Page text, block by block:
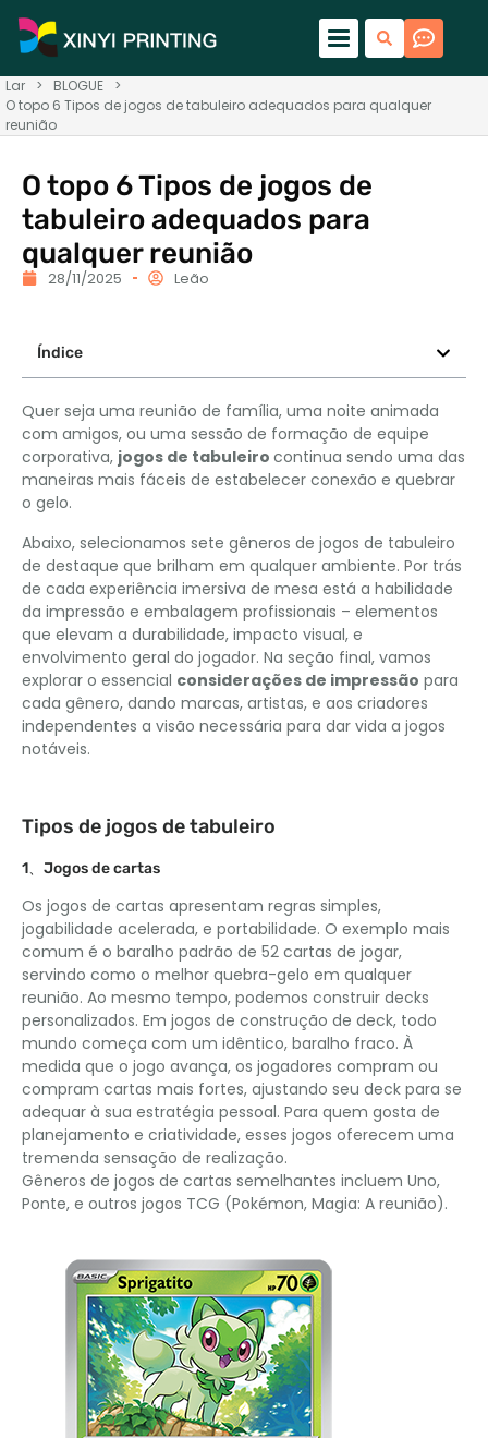
Lar > BLOGUE
>
O topo 6 Tipos de jogos de tabuleiro adequados para qualquer
reunião
O topo 6 Tipos de jogos de
tabuleiro adequados para
qualquer reunião
28/11/2025 Leão
Índice
Quer seja uma reunião de família, uma noite animada
com amigos, ou uma sessão de formação de equipe
corporativa, jogos de tabuleiro continua sendo uma das
maneiras mais fáceis de estabelecer conexão e quebrar
o gelo.
Abaixo, selecionamos sete gêneros de jogos de tabuleiro
de destaque que brilham em qualquer ambiente. Por trás
de cada experiência imersiva de mesa está a habilidade
da impressão e embalagem profissionais – elementos
que elevam a durabilidade, impacto visual, e
envolvimento geral do jogador. Na seção final, vamos
explorar o essencial considerações de impressão para
cada gênero, dando marcas, artistas, e aos criadores
independentes a visão necessária para dar vida a jogos
notáveis.
Tipos de jogos de tabuleiro
1、Jogos de cartas
Os jogos de cartas apresentam regras simples,
jogabilidade acelerada, e portabilidade. O exemplo mais
comum é o baralho padrão de 52 cartas de jogar,
servindo como o melhor quebra-gelo em qualquer
reunião. Ao mesmo tempo, podemos construir decks
personalizados. Em jogos de construção de deck, todo
mundo começa com um idêntico, baralho fraco. À
medida que o jogo avança, os jogadores compram ou
compram cartas mais fortes, ajustando seu deck para se
adequar à sua estratégia pessoal. Para quem gosta de
planejamento e criatividade, esses jogos oferecem uma
tremenda sensação de realização.
Gêneros de jogos de cartas semelhantes incluem Uno,
Ponte, e outros jogos TCG (Pokémon, Magia: A reunião).